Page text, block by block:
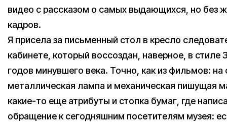
видео с рассказом о самых выдающихся, но без
кадров.
Я присела за письменный стол в кресло
кабинете, который воссоздан, наверное, в
годов минувшего века. Точно, как из фильмов: на
металлическая лампа и механическая пишущая
какие-то еще атрибуты и стопка бумаг, где
обращение к сегодняшним посетителям музея: